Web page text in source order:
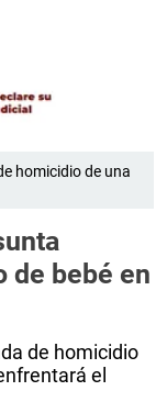
homicidio de una
de bebé en
de homicidio
el